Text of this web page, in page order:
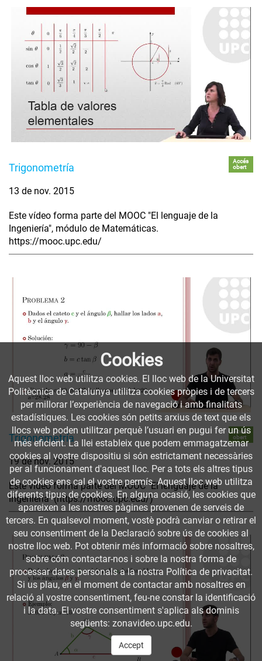
Trigonometría
Accés
obert
13 de nov. 2015
Este vídeo forma parte del MOOC "El lenguaje de la
Ingeniería", módulo de Matemáticas.
https://mooc.upc.edu/
Trigonometría
Accés
obert
19 de nov. 2015
Este vídeo forma parte del MOOC "El lenguaje de la
Ingeniería" (https://mooc.upc.edu/)
Cookies
Aquest lloc web utilitza cookies. El lloc web de la Universitat
Politècnica de Catalunya utilitza cookies pròpies i de tercers
per millorar l’experiència de navegació i amb finalitats
estadístiques. Les cookies són petits arxius de text que els
llocs web poden utilitzar perquè l’usuari en pugui fer un ús
més eficient. La llei estableix que podem emmagatzemar
cookies al vostre dispositiu si són estrictament necessàries
per al funcionament d'aquest lloc. Per a tots els altres tipus
de cookies ens cal el vostre permís. Aquest lloc web utilitza
diferents tipus de cookies. En alguna ocasió, les cookies que
apareixen a les nostres pàgines provenen de serveis de
tercers. En qualsevol moment, vostè podrà canviar o retirar el
seu consentiment de la Declaració sobre ús de cookies al
nostre lloc web. Pot obtenir més informació sobre nosaltres,
sobre cóm contactar-nos i sobre la nostra forma de
processar dates personals a la nostra Política de privacitat.
Si us plau, en el moment de contactar amb nosaltres en
relació al vostre consentiment, feu-ne constar la identificació
i la data. El vostre consentiment s'aplica als dominis
següents: zonavideo.upc.edu.
Accept